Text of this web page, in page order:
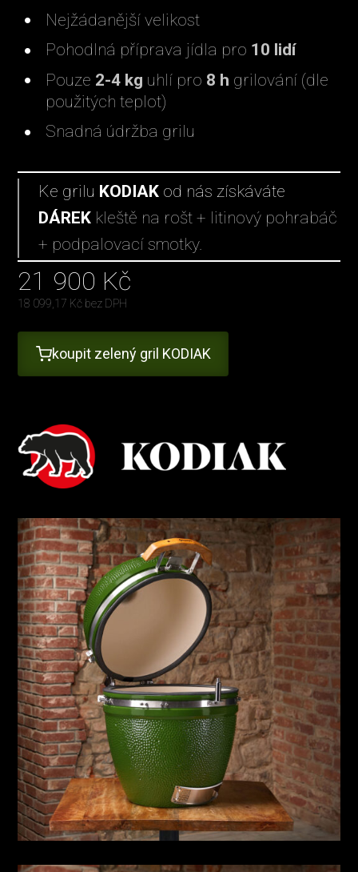
Nejžádanější velikost
Pohodlná příprava jídla pro 10 lidí
Pouze 2-4 kg uhlí pro 8 h grilování (dle
použitých teplot)
Snadná údržba grilu
Ke grilu KODIAKod nás získáváte
DÁREK kleště na rošt + litinový pohrabáč
+ podpalovací smotky.
21 900 Kč
18 099,17 Kč bez DPH
koupit zelený gril KODIAK